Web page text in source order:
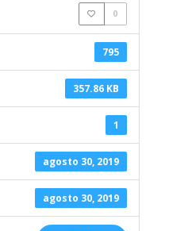
0
795
357.86 KB
1
agosto 30, 2019
agosto 30, 2019